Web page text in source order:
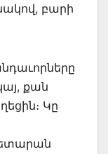
բարի
քան
Կը